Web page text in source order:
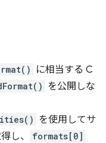
に相当する C
を公開しな
を使用してサ
し、
formats[0]